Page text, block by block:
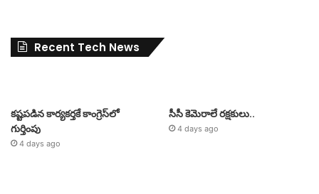
Recent Tech News
కష్టపడిన కార్యకర్తకే కాంగ్రెస్‌లో
గుర్తింపు
4 days ago
సీసీ కెమెరాలే రక్షకులు..
4 days ago